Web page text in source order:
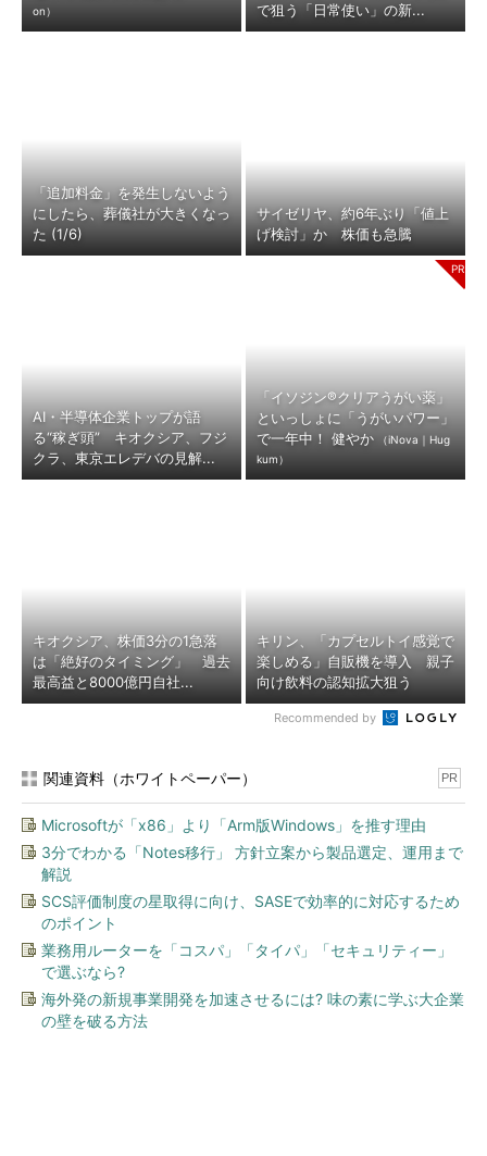
on）
で狙う「日常使い」の新...
「追加料金」を発生しないよう
にしたら、葬儀社が大きくなっ
た (1/6)
サイゼリヤ、約6年ぶり「値上
げ検討」か 株価も急騰
AI・半導体企業トップが語
る“稼ぎ頭” キオクシア、フジ
クラ、東京エレデバの見解...
「イソジン®クリアうがい薬」
といっしょに「うがいパワー」
で一年中！ 健やか
（iNova｜Hug
kum）
キオクシア、株価3分の1急落
は「絶好のタイミング」 過去
最高益と8000億円自社...
キリン、「カプセルトイ感覚で
楽しめる」自販機を導入 親子
向け飲料の認知拡大狙う
Recommended by
関連資料（ホワイトペーパー） PR
Microsoftが「x86」より「Arm版Windows」を推す理由
3分でわかる「Notes移行」 方針立案から製品選定、運用まで
解説
SCS評価制度の星取得に向け、SASEで効率的に対応するため
のポイント
業務用ルーターを「コスパ」「タイパ」「セキュリティー」
で選ぶなら?
海外発の新規事業開発を加速させるには? 味の素に学ぶ大企業
の壁を破る方法